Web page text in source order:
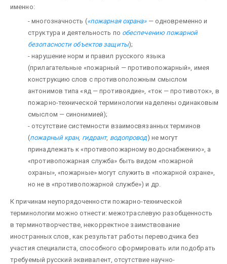
именно:
- многозначность («пожарная охрана»— одновременно и
структура и деятельность по обеспечению пожарной
безопасности объектов защиты);
- нарушение норм и правил русского языка
(прилагательные «пожарный — противопожарный», имея
конструкцию слов с противоположным смыслом
антонимов типа «яд — противоядие», «ток — противоток», в
пожарно-технической терминологии наделены одинаковым
смыслом — синонимией);
- отсутствие системности взаимосвязанных терминов
(пожарный кран, гидрант, водопровод) не могут
принадлежать к «противопожарному водоснабжению», а
«противопожарная служба» быть видом «пожарной
охраны», «пожарные» могут служить в «пожарной охране»,
но не в «противопожарной службе») и др.
К причинам неупорядоченности пожарно-технической
терминологии можно отнести: межотраслевую разобщенность
в терминотворчестве, некорректное заимствование
иностранных слов, как результат работы переводчика без
участия специалиста, способного сформировать или подобрать
требуемый русский эквивалент, отсутствие научно-